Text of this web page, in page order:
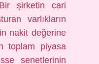
şirketin cari
varlıkların
nakit değerine
toplam piyasa
senetlerinin